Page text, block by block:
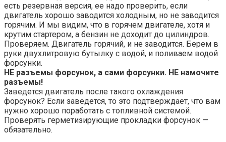
есть резервная версия, ее надо проверить, если
двигатель хорошо заводится холодным, но не заводится
горячим. И мы видим, что в горячем двигателе, хотя и
крутим стартером, а бензин не доходит до цилиндров.
Проверяем. Двигатель горячий, и не заводится. Берем в
руки двухлитровую бутылку с водой, и поливаем водой
форсунки.
НЕ разъемы форсунок, а сами форсунки. НЕ намочите
разъемы!
Заведется двигатель после такого охлаждения
форсунок? Если заведется, то это подтверждает, что вам
нужно хорошо поработать с топливной системой.
Проверять герметизирующие прокладки форсунок —
обязательно.